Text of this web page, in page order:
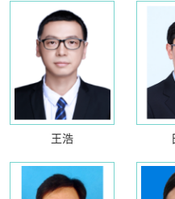
王浩